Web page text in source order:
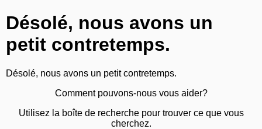
Désolé, nous avons un
petit contretemps.
Désolé, nous avons un petit contretemps.
Comment pouvons-nous vous aider?
Utilisez la boîte de recherche pour trouver ce que vous
cherchez.